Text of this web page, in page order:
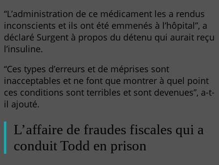
“L’administration de ce médicament les a rendus
inconscients et ils ont été emmenés à l’hôpital”, a
déclaré Surgent à propos du détenu qui aurait reçu
l’insuline.
“Ces types d’erreurs et de méprises sont
inacceptables et ne font que montrer à quel point
ces conditions sont terribles et sont devenues”, a-t-
il ajouté.
L’affaire de fraudes fiscales qui a
conduit Todd en prison